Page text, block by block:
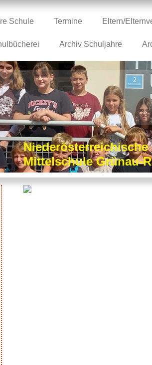
Schule Termine Eltern/
Archiv Schuljahre
Niederösterreichische
Mittelschule Grünau-